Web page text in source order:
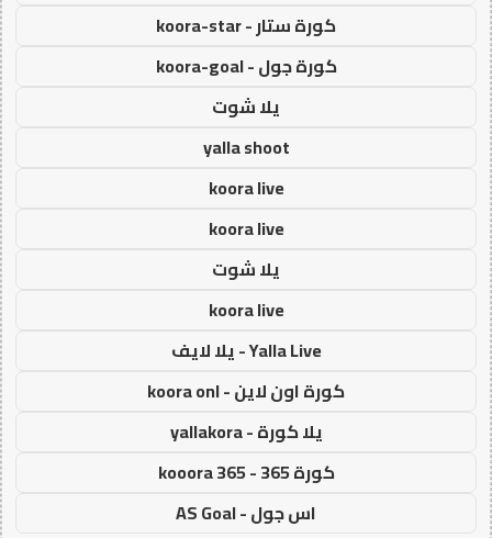
كورة ستار - koora-star
كورة جول - koora-goal
يلا شوت
yalla shoot
koora live
koora live
يلا شوت
koora live
Yalla Live - يلا لايف
كورة اون لاين - koora onl
يلا كورة - yallakora
كورة 365 - kooora 365
اس جول - AS Goal